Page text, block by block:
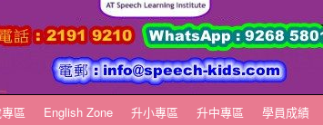
區 English Zone 升小專區 升中專區 學員成績